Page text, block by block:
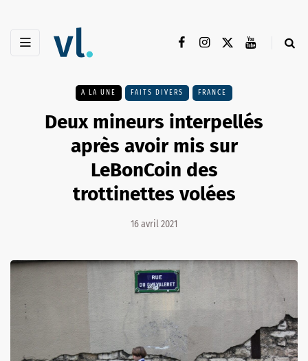
A LA UNE FAITS DIVERS FRANCE
Deux mineurs interpellés
après avoir mis sur
LeBonCoin des
trottinettes volées
16 avril 2021